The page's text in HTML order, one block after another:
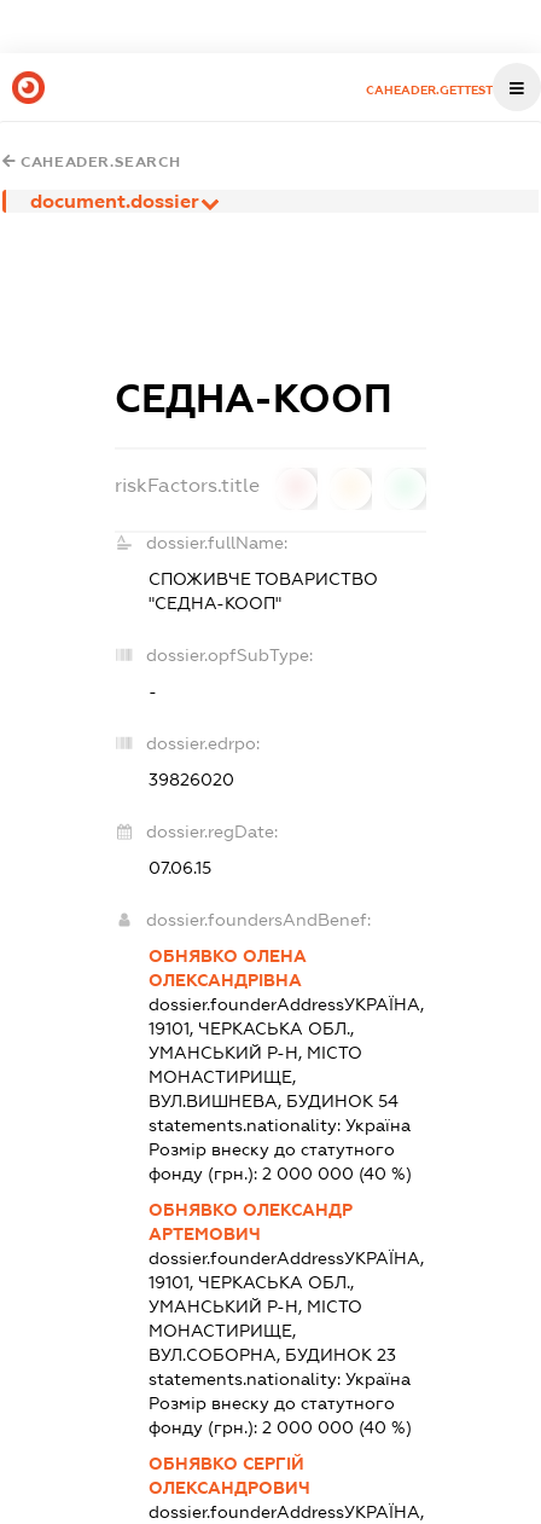
CAHEADER.GETTEST
CAHEADER.SEARCH
document.dossier
СЕДНА-КООП
riskFactors.title
dossier.fullName:
СПОЖИВЧЕ ТОВАРИСТВО
"СЕДНА-КООП"
dossier.opfSubType:
-
dossier.edrpo:
39826020
dossier.regDate:
07.06.15
dossier.foundersAndBenef:
ОБНЯВКО ОЛЕНА
ОЛЕКСАНДРІВНА
dossier.founderAddressУКРАЇНА,
19101, ЧЕРКАСЬКА ОБЛ.,
УМАНСЬКИЙ Р-Н, МІСТО
МОНАСТИРИЩЕ,
ВУЛ.ВИШНЕВА, БУДИНОК 54
statements.nationality: Україна
Розмір внеску до статутного
фонду (грн.): 2 000 000 (40 %)
ОБНЯВКО ОЛЕКСАНДР
АРТЕМОВИЧ
dossier.founderAddressУКРАЇНА,
19101, ЧЕРКАСЬКА ОБЛ.,
УМАНСЬКИЙ Р-Н, МІСТО
МОНАСТИРИЩЕ,
ВУЛ.СОБОРНА, БУДИНОК 23
statements.nationality: Україна
Розмір внеску до статутного
фонду (грн.): 2 000 000 (40 %)
ОБНЯВКО СЕРГІЙ
ОЛЕКСАНДРОВИЧ
dossier.founderAddressУКРАЇНА,